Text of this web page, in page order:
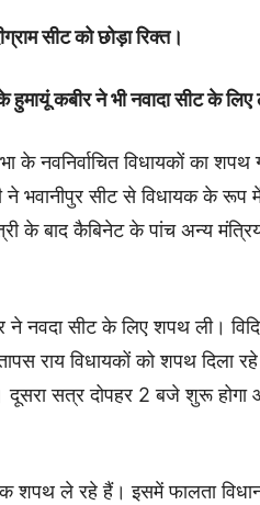
सीट को छोड़ा रिक्त।
कबीर ने भी नवादा सीट के
के नवनिर्वाचित विधायकों का शपथ
ने भवानीपुर सीट से विधायक के
के बाद कैबिनेट के पांच अन्य
ने नवदा सीट के लिए शपथ ली।
राय विधायकों को शपथ
दूसरा सत्र दोपहर 2 बजे शुरू
ले रहे हैं। इसमें फालता